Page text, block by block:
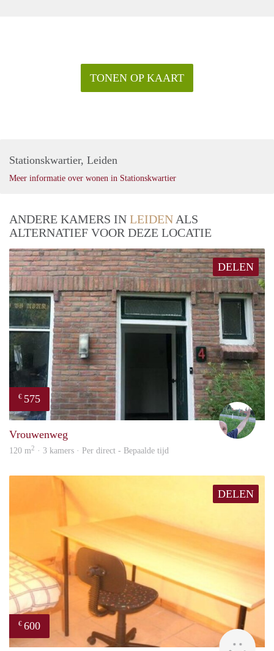
TONEN OP KAART
Stationskwartier, Leiden
Meer informatie over wonen in Stationskwartier
ANDERE KAMERS IN LEIDEN ALS
ALTERNATIEF VOOR DEZE LOCATIE
DELEN
€ 575
S.S.
Vrouwenweg
120 m2 · 3 kamers · Per direct - Bepaalde tijd
DELEN
€ 600